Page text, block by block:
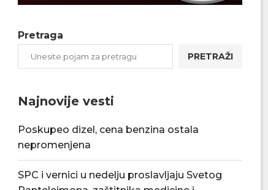
Pretraga
PRETRAŽI
Najnovije vesti
Poskupeo dizel, cena benzina ostala
nepromenjena
SPC i vernici u nedelju proslavljaju Svetog